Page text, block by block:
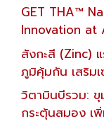
GET THA™
Innovation at
สังกะสี (Zinc)
ภูมิคุ้มกัน เสริมเ
วิตามินบีรวม:
กระตุ้นสมอง เ